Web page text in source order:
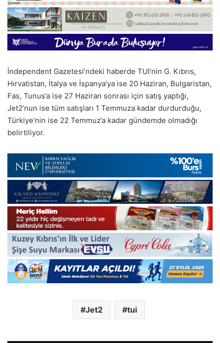
İndependent Gazetesi’ndeki haberde TUI’nin G. Kıbrıs,
Hırvatistan, İtalya ve İspanya’ya ise 20 Haziran, Bulgaristan,
Fas, Tunus’a ise 27 Haziran sonrası için satış yaptığı,
Jet2’nun ise tüm satışları 1 Temmuza kadar durdurduğu,
Türkiye’nin ise 22 Temmuz’a kadar gündemde olmadığı
belirtiliyor.
Jet2 tui